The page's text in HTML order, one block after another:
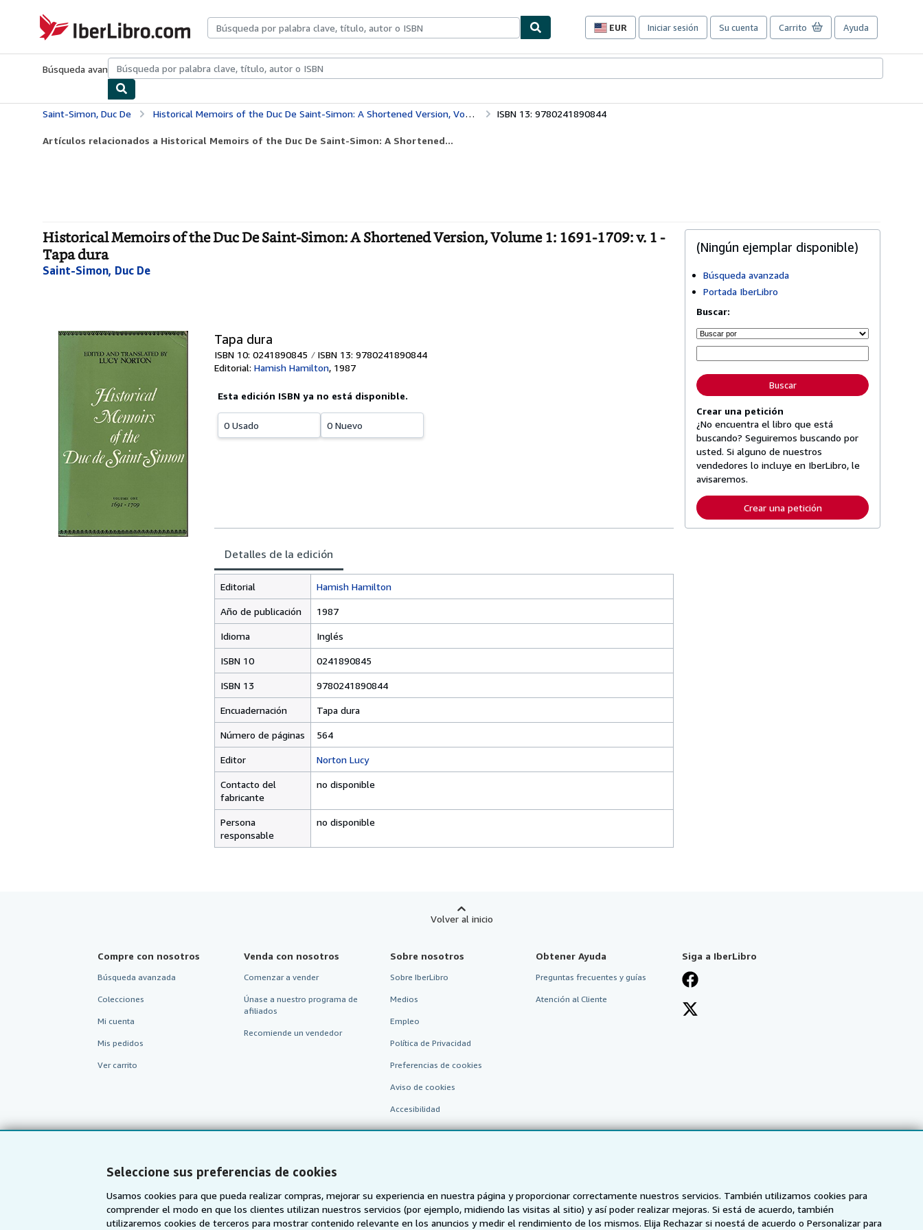
Seleccione sus preferencias de cookies
Usamos cookies para que pueda realizar compras, mejorar su experiencia en nuestra página y proporcionar correctamente nuestros servicios. También utilizamos cookies para
comprender el modo en que los clientes utilizan nuestros servicios (por ejemplo, midiendo las visitas al sitio) y así poder realizar mejoras. Si está de acuerdo, también
utilizaremos cookies de terceros para mostrar contenido relevante en los anuncios y medir el rendimiento de los mismos. Elija Rechazar si noestá de acuerdo o Personalizar para
IberLibro.com
EUR
Preferencias
compra
sitio.
Iniciar sesión Su cuenta Carrito Ayuda
Búsqueda avanzadaColecciones Libros antiguosArte y coleccionismo
Saint-Simon, Duc De Historical Memoirs of the Duc De Saint-Simon: A Shortened Version, Volume 1: 1691-1709: v. 1 ISBN 13: 9780241890844
Artículos relacionados a Historical Memoirs of the Duc De Saint-Simon: A Shortened...
Historical Memoirs of the Duc De Saint-Simon: A Shortened Version, Volume 1: 1691-1709: v. 1 -
Tapa dura
Saint-Simon, Duc De
Tapa dura
ISBN 10: 0241890845
ISBN 13: 9780241890844
Editorial: Hamish Hamilton, 1987
Esta edición ISBN ya no está disponible.
0 Usado 0 Nuevo
Detalles de la edición
Editorial Hamish Hamilton
Año de publicación 1987
Idioma Inglés
ISBN 10 0241890845
ISBN 13 9780241890844
Encuadernación Tapa dura
Número de páginas 564
Editor Norton Lucy
Contacto del
fabricante
no disponible
Persona
responsable
no disponible
(Ningún ejemplar disponible)
Búsqueda avanzada
Portada IberLibro
Buscar:
Buscar
Crear una petición
¿No encuentra el libro que está
buscando? Seguiremos buscando por
usted. Si alguno de nuestros
vendedores lo incluye en IberLibro, le
avisaremos.
Crear una petición
Volver al inicio
Compre con nosotros
Búsqueda avanzada
Colecciones
Mi cuenta
Mis pedidos
Ver carrito
Venda con nosotros
Comenzar a vender
Únase a nuestro programa de
afiliados
Recomiende un vendedor
Sobre nosotros
Sobre IberLibro
Medios
Empleo
Política de Privacidad
Preferencias de cookies
Aviso de cookies
Accesibilidad
Obtener Ayuda
Preguntas frecuentes y guías
Atención al Cliente
Siga a IberLibro